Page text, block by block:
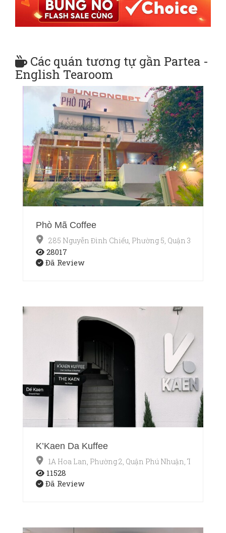
Các quán tương tự gần Partea -
English Tearoom
Phò Mã Coffee
285 Nguyễn Đình Chiểu, Phường 5, Quận 3, Thành
28017
Đã Review
K’Kaen Da Kuffee
1A Hoa Lan, Phường 2, Quận Phú Nhuận, TP.HCM
11528
Đã Review